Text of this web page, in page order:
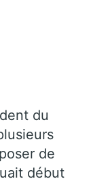
du
de
début